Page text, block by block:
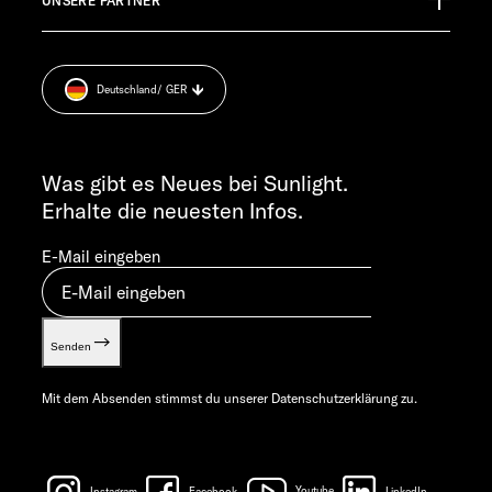
service@service.sunlight.de
MO-DO 7:30 – 12:00 UND 13:00 – 16:00 UHR
FR 7:30 – 12:00 UHR
info@sunlight.de
Anschlussgarantie
Pressroom
Datenschutzerklärung
Sicherheitshinweis
Gewichts­informationen
Let’s play!
Was gibt es Neues bei Sunlight.
Erhalte die neuesten Infos.
E-Mail eingeben
Senden
Mit dem Absenden stimmst du unserer Datenschutzerklärung zu.
Deutschland / GER